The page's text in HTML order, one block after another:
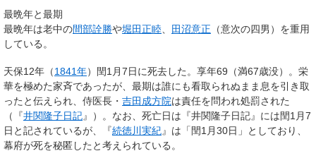
最晩年と最期
最晩年は老中の間部詮勝や堀田正睦 田沼意正 （意次の四男）を重用
している。
天保12年（1841年）閏1月7日に死去した。享年69（満67歳没）。栄
華を極めた家斉であったが、最期は誰にも看取られぬまま息を引き取
ったと伝えられ、侍医長・ 吉田成方院は責任を問われ処罰された
（『井関隆子日記』）。なお、死亡日は『井関隆子日記』には閏1月7
日と記されているが、『続徳川実紀』は「閏1月30日」としており、
幕府が死を秘匿したと考えられている。